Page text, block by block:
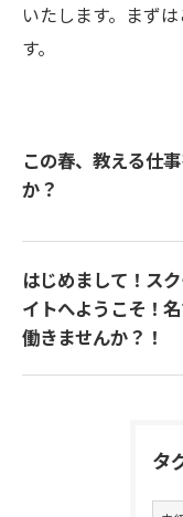
いたします。まず
す。
この春、教える仕
か？
はじめまして！ス
イトへようこそ！
働きませんか？！
タ